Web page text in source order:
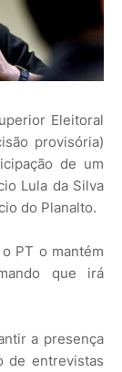
Eleitoral
provisória)
de um
Lula da Silva
do Planalto.
PT o mantém
que irá
a presença
de entrevistas